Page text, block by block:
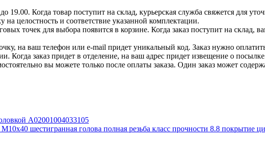
19.00. Когда товар поступит на склад, курьерская служба свяжется для
на целостность и соответствие указанной комплектации.
точек для выбора появится в корзине. Когда заказ поступит на склад,
на ваш телефон или e-mail придет уникальный код. Заказ нужно
Когда заказ придет в отделение, на ваш адрес придет извещение о
вы можете только после оплаты заказа. Один заказ может
шестигранная голова полная резьба класс прочности 8.8 покрытие